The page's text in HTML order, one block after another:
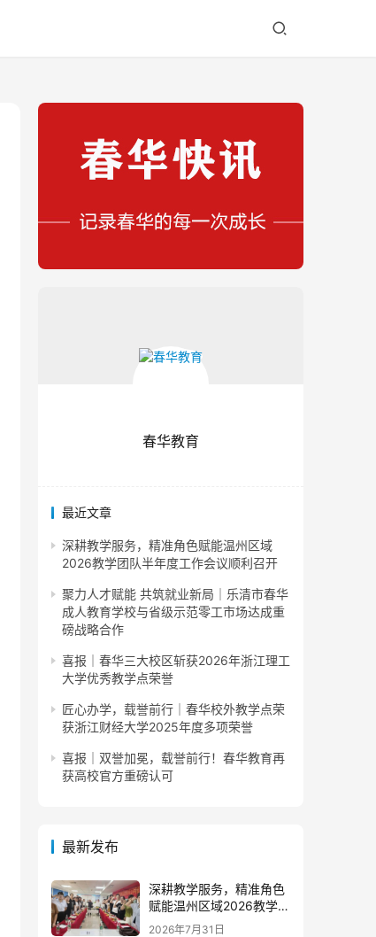
春华教育
最近文章
深耕教学服务，精准角色赋能温州区域
2026教学团队半年度工作会议顺利召开
聚力人才赋能 共筑就业新局｜乐清市春华
成人教育学校与省级示范零工市场达成重
磅战略合作
喜报｜春华三大校区斩获2026年浙江理工
大学优秀教学点荣誉
匠心办学，载誉前行｜春华校外教学点荣
获浙江财经大学2025年度多项荣誉
喜报｜双誉加冕，载誉前行！春华教育再
获高校官方重磅认可
最新发布
深耕教学服务，精准角色
赋能温州区域2026教学团
队半年度工作会议顺利召
2026年7月31日